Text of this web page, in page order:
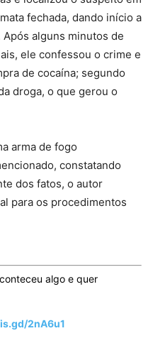
fechada, dando início a
alguns minutos de
ele confessou o crime e
de cocaína; segundo
droga, o que gerou o
arma de fogo
constatando
dos fatos, o autor
para os procedimentos
algo e quer
2nA6u1